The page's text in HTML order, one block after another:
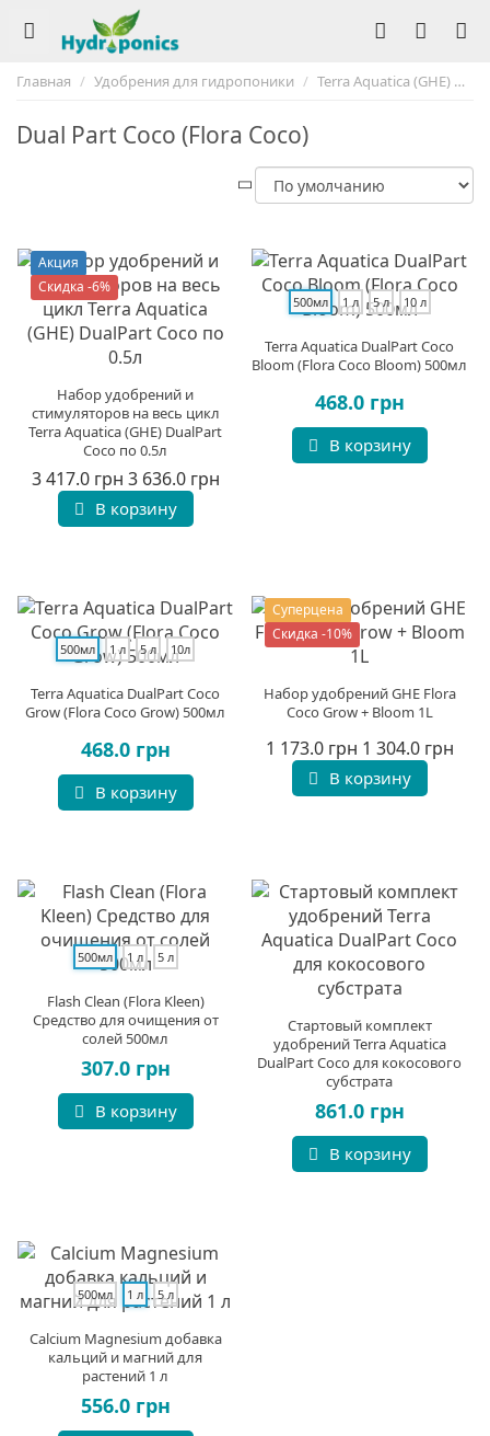
Главная Удобрения для гидропоники Terra Aquatica (GHE)
Dual Part Coco (Flora Coco)
Акция
Скидка -6%
Набор удобрений и
стимуляторов на весь цикл
Terra Aquatica (GHE) DualPart
Coco по 0.5л
3 417.0 грн 3 636.0 грн
В корзину
500мл 1 л 5 л 10 л
Terra Aquatica DualPart Coco
Bloom (Flora Coco Bloom) 500мл
468.0 грн
В корзину
500мл 1 л 5 л 10л
Terra Aquatica DualPart Coco
Grow (Flora Coco Grow) 500мл
468.0 грн
В корзину
Суперцена
Скидка -10%
Набор удобрений GHE Flora
Coco Grow + Bloom 1L
1 173.0 грн 1 304.0 грн
В корзину
500мл 1 л 5 л
Flash Clean (Flora Kleen)
Средство для очищения от
солей 500мл
307.0 грн
В корзину
Стартовый комплект
удобрений Terra Aquatica
DualPart Coco для кокосового
субстрата
861.0 грн
В корзину
500мл 1 л 5 л
Calcium Magnesium добавка
кальций и магний для
растений 1 л
556.0 грн